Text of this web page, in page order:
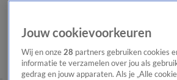
Jouw cookievoorkeuren
Wij en onze 28 partners gebruiken cookies
informatie te verzamelen over jou als
gedrag en jouw apparaten. Als je „Alle